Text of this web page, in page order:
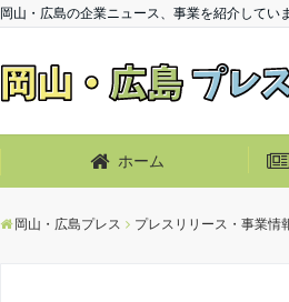
岡山・広島の企業ニュース、事業を紹介していま
ホーム
岡山・広島プレス プレスリリース・事業情